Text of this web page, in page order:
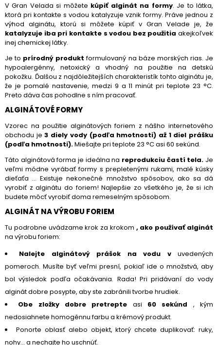
V Gran Velada si môžete kúpiť alginát na formy. Je to látka,
ktorá pri kontakte s vodou katalyzuje vznik formy. Práve jednou z
výhod alginátu, ktorú si môžete kúpiť v Gran Velade je, že
katalyzuje iba pri kontakte s vodou bez použitia akejkoľvek
inej chemickej látky.
Je to prírodný produkt formulovaný na báze morských rias. Je
hypoalergénny, netoxický a vhodný na použitie na detskú
pokožku. Ďalšou z najdôležitejších charakteristík tohto alginátu je,
že je pomalé nastavenie, medzi 9 a 11 minút pri teplote 23 °C.
Preto dáva čas pohodlne s ním pracovať.
ALGINÁTOVÉ FORMY
Vzorec na použitie alginátových foriem z nášho internetového
obchodu je3 diely vody (podľa hmotnosti) až 1 diel prášku
(podľa hmotnosti).Miešajte pri teplote 23 °C asi 60 sekúnd.
Táto alginátová forma je ideálna na reprodukciu častí tela. Je
veľmi módne vyrábať formy s prepletenými rukami, malé kúsky
dieťaťa ... Existuje nekonečné množstvo spôsobov, ako sa dá
vyrobiť z alginátu do foriem! Najlepšie zo všetkého je, že si ich
budete môcť vyrobiť doma remeselným spôsobom.
ALGINÁT NA VÝROBU FORIEM
Tu podrobne uvádzame krok za krokom , ako používať alginát
na výrobu foriem:
Nalejte alginátový prášok na vodu vuvedených
pomeroch. Musíte byť veľmi presní, pokiaľ ide o množstvá, aby
bol výsledok podľa očakávania. Rada! Pri pridávaní do vody
alginát dobre posypte, aby ste zabránili tvorbe hrudiek.
Obe zložky dobre pretrepte asi 60 sekúnd , kým
nedosiahnete homogénnu farbu a krémový produkt.
Ponorte oblasť alebo objekt, ktorý chcete duplikovať: ruky,
nohy... a nechajte ho uschnúť.